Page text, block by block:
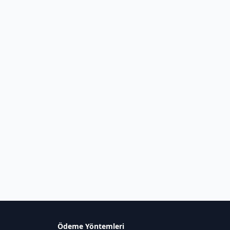
Ödeme Yöntemleri